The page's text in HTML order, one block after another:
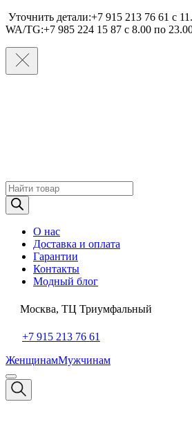
Уточнить детали:+7 915 213 76 61 c
WA/TG:+7 985 224 15 87 c 8.00 по
Поиск
товаров
О нас
Доставка и оплата
Гарантии
Контакты
Модный блог
Москва, ТЦ Триумфальный
+7 915 213 76 61
ЖенщинамМужчинам